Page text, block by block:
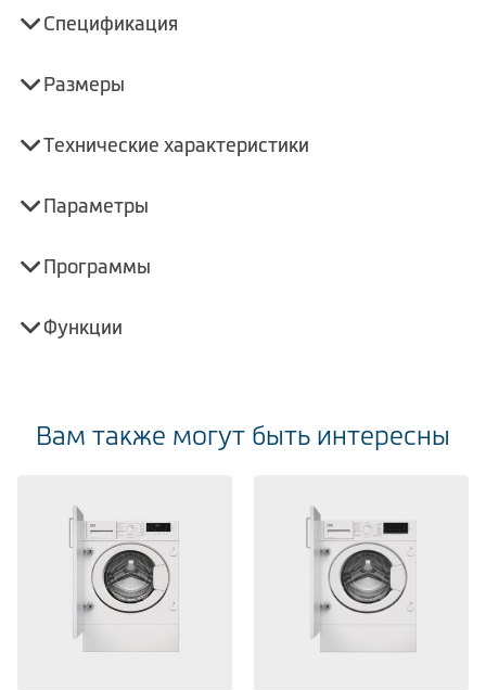
Спецификация
Размеры
Технические характеристики
Параметры
Программы
Функции
Вам также могут быть интересны